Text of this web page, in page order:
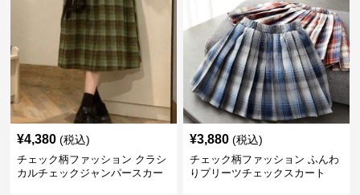
¥4,380 (税込)
チェック柄ファッション クラシ
カルチェックジャンパースカー
¥3,880 (税込)
チェック柄ファッション ふんわ
りプリーツチェックスカート